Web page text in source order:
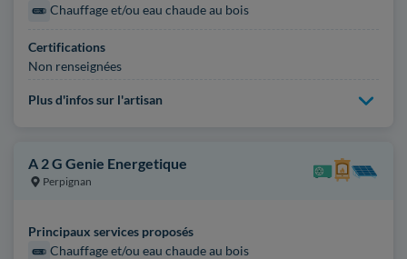
Chauffage et/ou eau chaude au bois
Certifications
Non renseignées
Plus d'infos sur l'artisan
A 2 G Genie Energetique
Perpignan
Principaux services proposés
Chauffage et/ou eau chaude au bois